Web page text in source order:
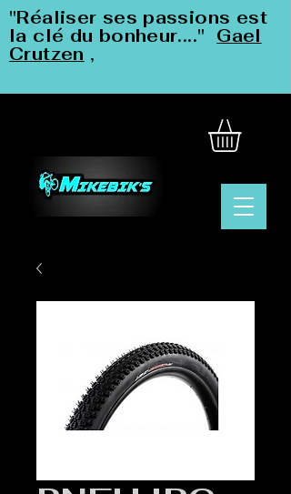
"Réaliser ses passions est
la clé du bonheur...." Gael
Crutzen ,